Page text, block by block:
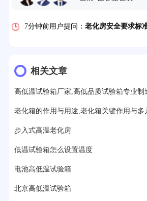
5分钟前用户提问： 高温恒温试验箱待
7分钟前用户提问： 老化房安全要求标
12分钟前用户提问：
13分钟前用户提问： 恒温老化房500立
15分钟前用户提问：高低温试验箱玻璃
17分钟前用户提问：
22分钟前用户提问：紫外线老化箱辐照
25分钟前用户提问：
27分钟前用户提问：
相关文章
高低温试验箱厂家,高低品质试验箱专业制
老化箱的作用与用途,老化箱关键作用与多
步入式高温老化房
低温试验箱怎么设置温度
电池高低温试验箱
北京高低温试验箱